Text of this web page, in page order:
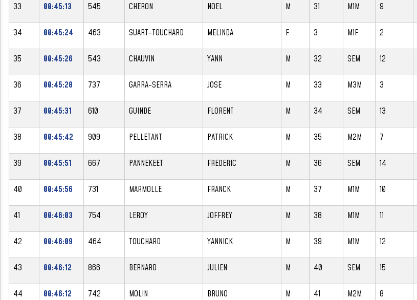
33 00:45:13 545 CHERON NOEL M 31 M1M 9
34 00:45:24 463 SUART-TOUCHARD MELINDA F 3 M1F 2
35 00:45:26 543 CHAUVIN YANN M 32 SEM 12
36 00:45:28 737 GARRA-SERRA JOSE M 33 M3M 3
37 00:45:31 610 GUINDE FLORENT M 34 SEM 13
38 00:45:42 909 PELLETANT PATRICK M 35 M2M 7
39 00:45:51 667 PANNEKEET FREDERIC M 36 SEM 14
40 00:45:56 731 MARMOLLE FRANCK M 37 M1M 10
41 00:46:03 754 LEROY JOFFREY M 38 M1M 11
42 00:46:09 464 TOUCHARD YANNICK M 39 M1M 12
43 00:46:12 866 BERNARD JULIEN M 40 SEM 15
44 00:46:12 742 MOLIN BRUNO M 41 M2M 8